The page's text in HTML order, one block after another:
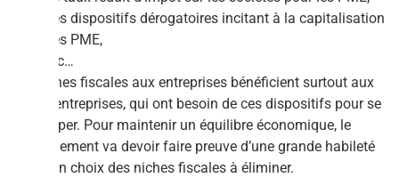
Les dispositifs dérogatoires incitant à la capitalisation
des PME,
Etc…
Ces niches fiscales aux entreprises bénéficient surtout aux
petites entreprises, qui ont besoin de ces dispositifs pour se
développer. Pour maintenir un équilibre économique, le
gouvernement va devoir faire preuve d’une grande habileté
dans son choix des niches fiscales à éliminer.